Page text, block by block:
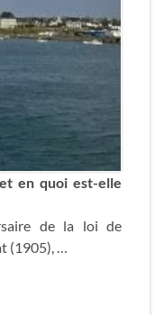
en quoi est-elle
de la loi de
(1905), …